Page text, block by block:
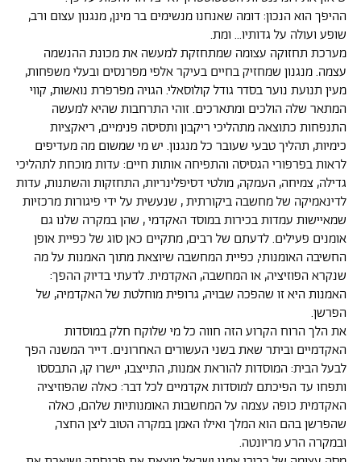
ההיפך הוא הנכון: דומה שאנחנו מנשימים בר מינן, מנגנון עצום ורב,
שופע ועולה על גדותיו... ומת.
מערכת תחזוקה עצומה שמתחזקת למעשה את מכונת ההנשמה
עצמה. מנגנון שמחזיק בחיים בעיקר אלפי מפרנסים ובעלי משפחות,
מעין תנועת נוער בסדר גודל קולוסאלי. הגויה מפרפרת נואשות, קווי
המתאר שלה הולכים ומתארכים. זוהי התרחבות שהיא למעשה
התנפחות כתוצאה מתהליכי ריקבון ותסיסה פנימיים, ריאקציות
כימיות, תהליך טבעי שעובר כל מנגנון. יש מי שמשום מה מעדיפים
לראות בפרפורי הגסיסה והתפיחה אותות חיים: עדות מוכחת לתהליכי
גדילה, צמיחה, העמקה, מולטי דסיפלינריות, התחזקות והשתנות, עדות
לדינאמיקה של מחשבה ביקורתית , שנעשית על ידי פיגורות מרכזיות
שמאיישות עמדות בכירות במוסד האקדמי , שהן במקרה שלנו גם
אומנים פעילים. לדעתם של רבים, מתקיים כאן סוג של כפיית אופן
החשיבה האומנותי, כפיית המחשבה שיוצאת מתוך האמנות על מה
שנקרא הפוזיציה, או המחשבה, האקדמית. לדעתי בדיוק ההפך:
האמנות היא זו שהפכה שבויה, גרופית מוחלטת של האקדמיה, של
הפרשן.
את הלך הרוח הקרוע הזה חווה כל מי שלוקח חלק במוסדות
האקדמיים וביתר שאת בשני העשורים האחרונים. דייר המשנה הפך
לבעל הבית: המוסדות להוראת אמנות, התייצבו, יישרו קו, התבססו
ותפחו עד הפיכתם למוסדות אקדמיים לכל דבר: כאלה שהפוזיציה
האקדמית כופה עצמה על המחשבות האומנותיות שלהם, כאלה
שהפרשן בהם הוא המלך ואילו האמן במקרה הטוב ליצן החצר,
ובמקרה הרע מריונטה.